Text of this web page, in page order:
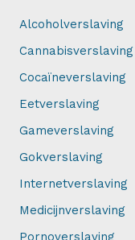
Alcoholverslaving
Cannabisverslaving
Cocaïneverslaving
Eetverslaving
Gameverslaving
Gokverslaving
Internetverslaving
Medicijnverslaving
Pornoverslaving